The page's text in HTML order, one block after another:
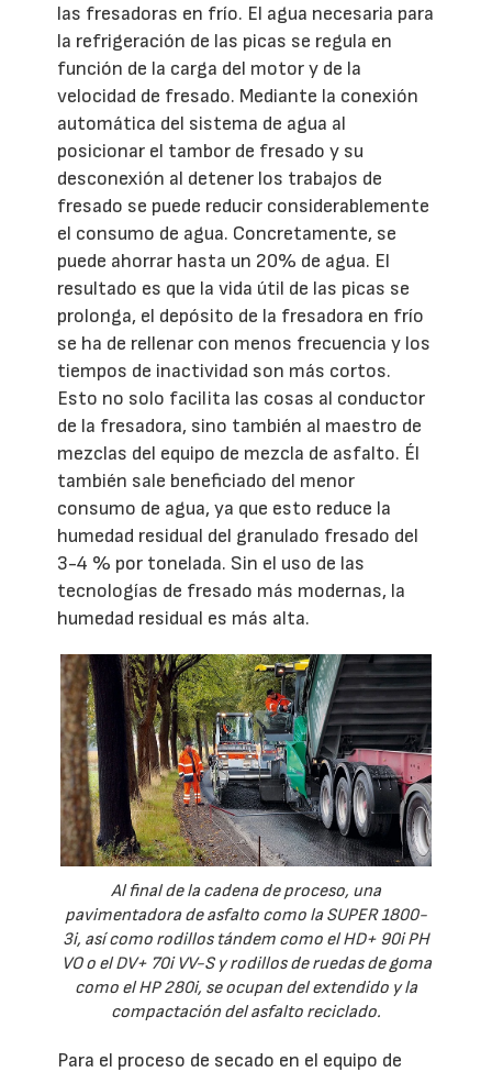
las fresadoras en frío. El agua necesaria para
la refrigeración de las picas se regula en
función de la carga del motor y de la
velocidad de fresado. Mediante la conexión
automática del sistema de agua al
posicionar el tambor de fresado y su
desconexión al detener los trabajos de
fresado se puede reducir considerablemente
el consumo de agua. Concretamente, se
puede ahorrar hasta un 20% de agua. El
resultado es que la vida útil de las picas se
prolonga, el depósito de la fresadora en frío
se ha de rellenar con menos frecuencia y los
tiempos de inactividad son más cortos.
Esto no solo facilita las cosas al conductor
de la fresadora, sino también al maestro de
mezclas del equipo de mezcla de asfalto. Él
también sale beneficiado del menor
consumo de agua, ya que esto reduce la
humedad residual del granulado fresado del
3-4 % por tonelada. Sin el uso de las
tecnologías de fresado más modernas, la
humedad residual es más alta.
Al final de la cadena de proceso, una
pavimentadora de asfalto como la SUPER 1800-
3i, así como rodillos tándem como el HD+ 90i PH
VO o el DV+ 70i VV-S y rodillos de ruedas de goma
como el HP 280i, se ocupan del extendido y la
compactación del asfalto reciclado.
Para el proceso de secado en el equipo de